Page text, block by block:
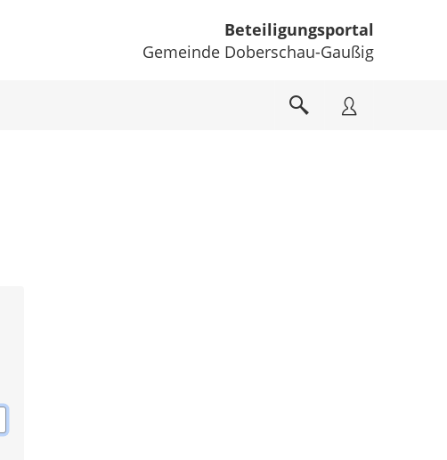
Beteiligungsportal
Gemeinde Doberschau-Gaußig